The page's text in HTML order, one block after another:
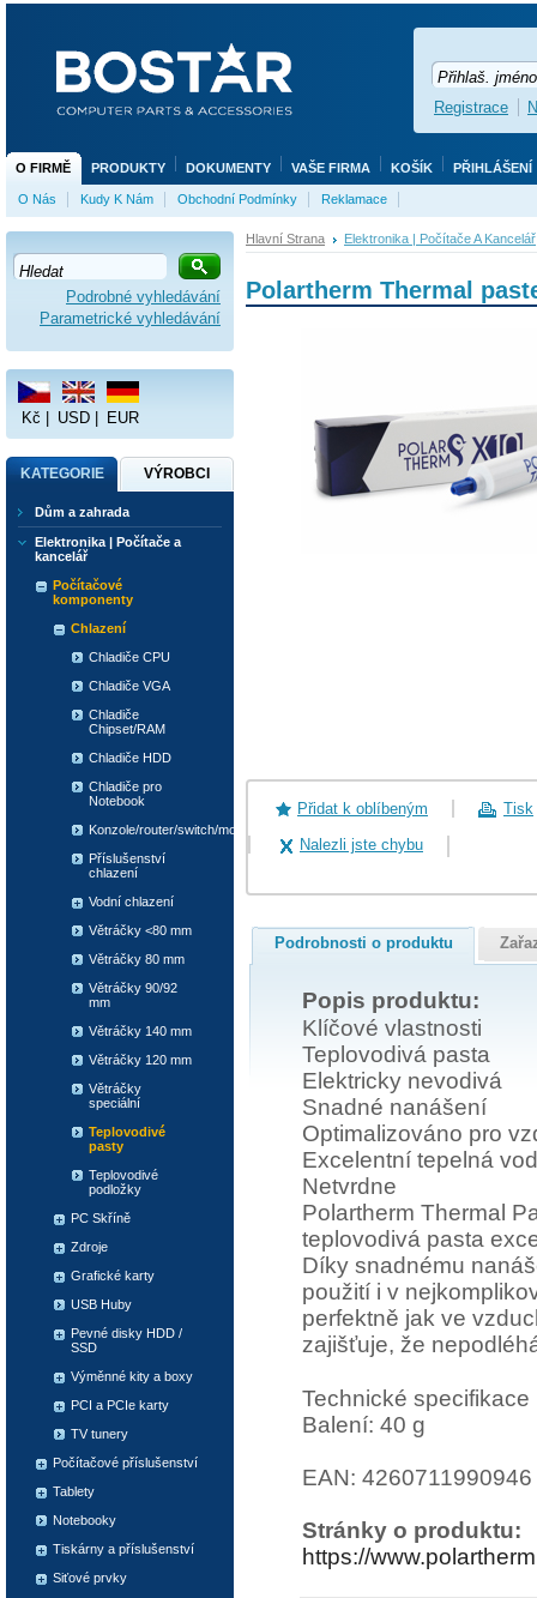
Hlavní Strana Elektronika | Počítače A Kancelář
Polartherm Thermal
Přidat k oblíbeným
Tisk
Nalezli jste chybu
Podrobnosti o produktu
Popis produktu:
Klíčové vlastnosti
Teplovodivá pasta
Elektricky nevodivá
Snadné nanášení
Optimalizováno pro
Excelentní tepelná
Netvrdne
Polartherm Thermal
teplovodivá pasta
Díky snadnému
použití i v
perfektně jak ve
zajišťuje, že
Technické specifikace
Balení: 40 g
EAN: 4260711990946
Stránky o produktu:
https://
Podrobné vyhledávání
Parametrické vyhledávání
Kč USD EUR
KATEGORIE VÝROBCI
Dům a zahrada
Elektronika | Počítače a
kancelář
Počítačové
komponenty
Chlazení
Chladiče CPU
Chladiče VGA
Chladiče
Chipset/RAM
Chladiče HDD
Chladiče pro
Notebook
Konzole/router/switch/modem
Příslušenství
chlazení
Vodní chlazení
Větráčky <80 mm
Větráčky 80 mm
Větráčky 90/92
mm
Větráčky 140 mm
Větráčky 120 mm
Větráčky
speciální
Teplovodivé
pasty
Teplovodivé
podložky
PC Skříně
Zdroje
Grafické karty
USB Huby
Pevné disky HDD /
SSD
Výměnné kity a boxy
PCI a PCIe karty
TV tunery
Počítačové příslušenství
Tablety
Notebooky
Tiskárny a příslušenství
Siťové prvky
O FIRMĚ PRODUKTY DOKUMENTY VAŠE FIRMA KOŠÍK PŘIHLÁŠENÍ
O Nás Kudy K Nám Obchodní Podmínky Reklamace
Registrace